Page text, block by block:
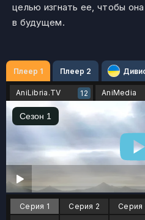
целью изгнать ее, чтобы
в будущем.
Плеер 1 Плеер 2
AniLibria.TV 12 AniMedia
Серия 1 Серия 2 Серия